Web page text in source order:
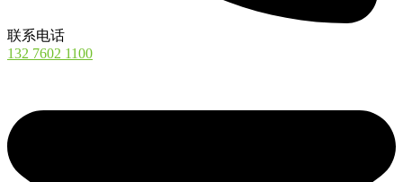
联系电话
132 7602 1100